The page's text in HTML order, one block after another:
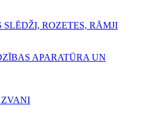
SLĒDŽI, ROZETES, RĀMJI
APARATŪRA UN
ZVANI